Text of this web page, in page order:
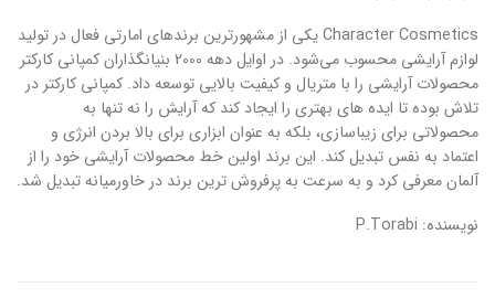
Character Cosmetics یکی از مشهورترین برندهای امارتی فعال در تولید
لوازم آرایشی محسوب می‌شود. در اوایل دهه 2000 بنیانگذاران کمپانی کارکتر
محصولات آرایشی را با متریال و کیفیت بالایی توسعه داد. کمپانی کارکتر در
تلاش بوده تا ایده های بهتری را ایجاد کند که آرایش را نه تنها به
محصولاتی برای زیباسازی، بلکه به عنوان ابزاری برای بالا بردن انرژی و
اعتماد به نفس تبدیل کند. این برند اولین خط محصولات آرایشی خود را از
آلمان معرفی کرد و به سرعت به پرفروش ترین برند در خاورمیانه تبدیل شد.
نویسنده: P.Torabi